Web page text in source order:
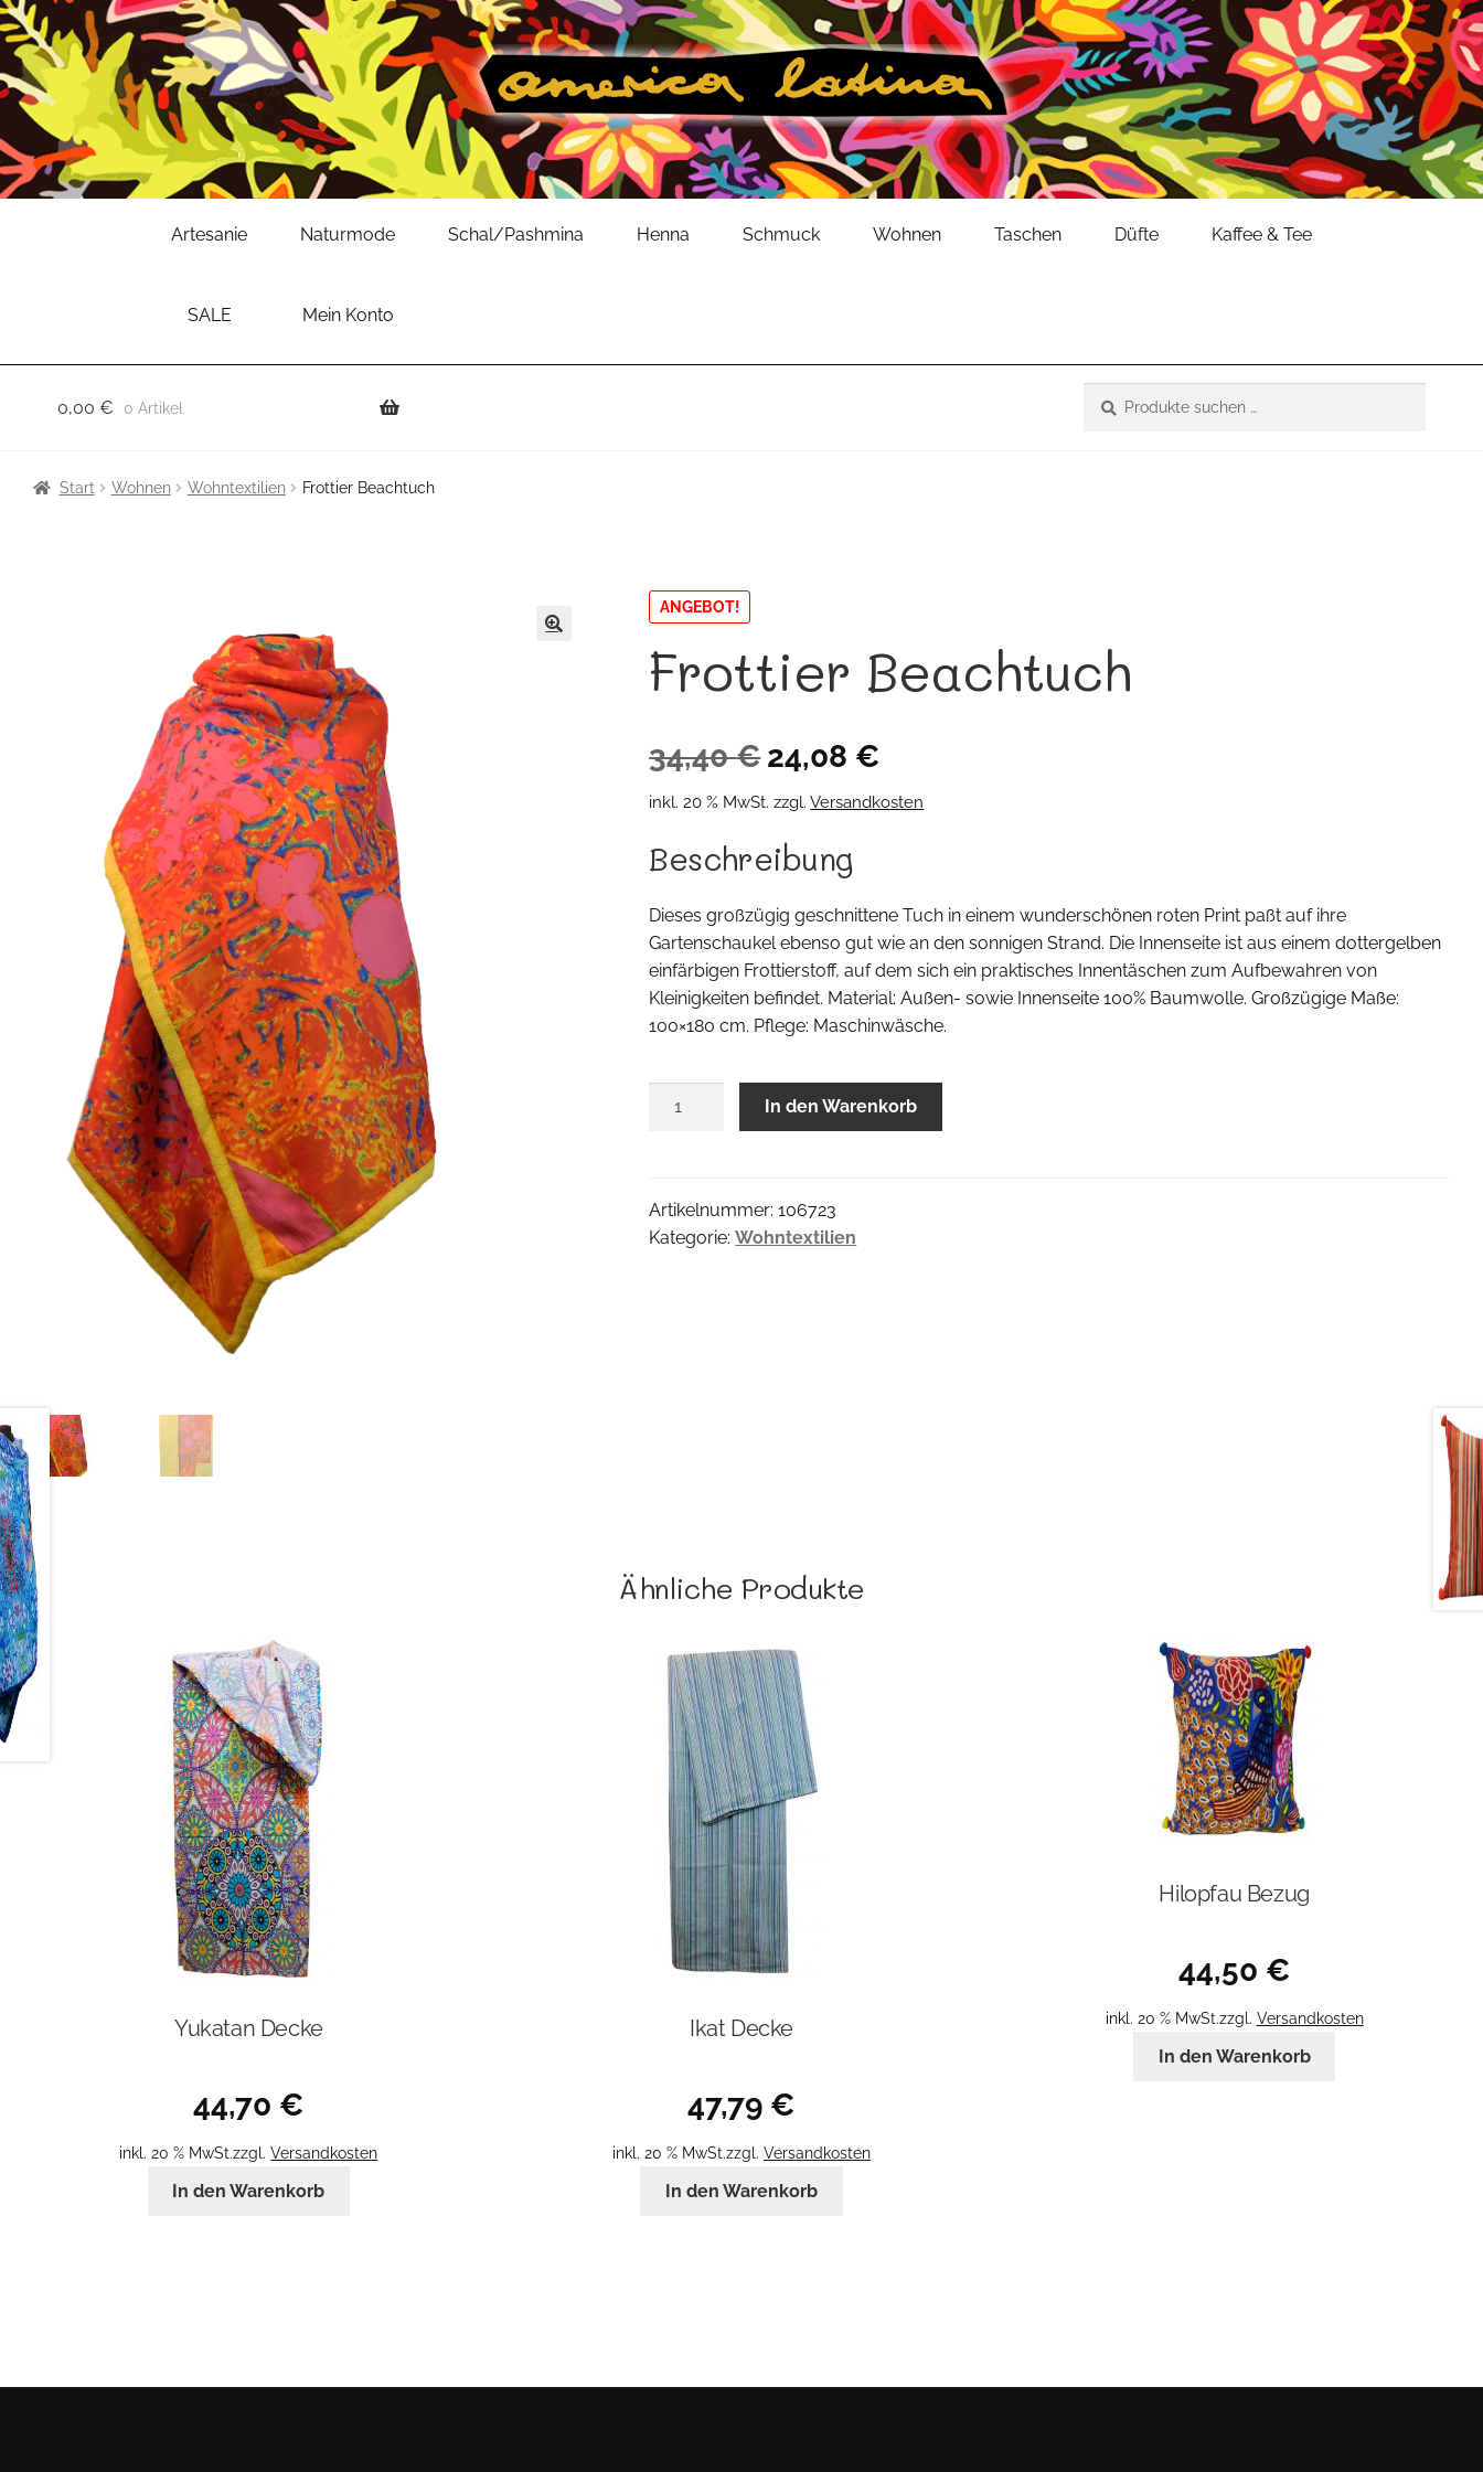
Artesanie Naturmode Schal/Pashmina Henna Schmuck Wohnen Taschen Düfte Kaffee & Tee
SALE Mein Konto
0,00 € 0 Artikel
nach:
Start Wohnen Wohntextilien Frottier Beachtuch
ANGEBOT!
Frottier Beachtuch
34,40€ Ursprünglicher
Preis
34,40 €
24,08 €
Preis
inkl. 20 % MwSt. zzgl.Versandkosten
Beschreibung
Dieses großzügig geschnittene Tuch in einem wunderschönen roten Print paßt auf ihre
Gartenschaukel ebenso gut wie an den sonnigen Strand. Die Innenseite ist aus einem dottergelben
einfärbigen Frottierstoff, auf dem sich ein praktisches Innentäschen zum Aufbewahren von
Kleinigkeiten befindet. Material: Außen- sowie Innenseite 100% Baumwolle. Großzügige Maße:
100×180 cm. Pflege: Maschinwäsche.
In den Warenkorb
Artikelnummer:106723
Kategorie:Wohntextilien
Ähnliche Produkte
Yukatan Decke
44,70 €
inkl. 20 % MwSt.zzgl.Versandkosten
In den Warenkorb
Ikat Decke
47,79 €
inkl. 20 % MwSt.zzgl. Versandkosten
In den Warenkorb
Hilopfau Bezug
44,50 €
inkl. 20 % MwSt.zzgl. Versandkosten
In den Warenkorb